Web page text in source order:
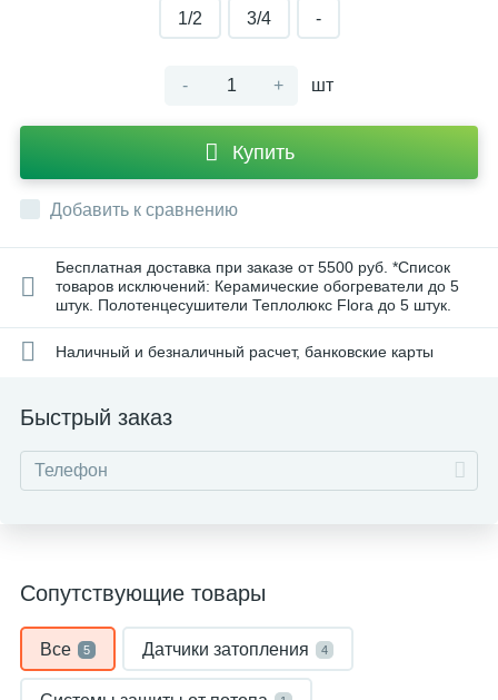
1/2 3/4 -
- + шт
Купить
Добавить к сравнению
Бесплатная доставка при заказе от 5500 руб. *Список
товаров исключений: Керамические обогреватели до 5
штук. Полотенцесушители Теплолюкс Flora до 5 штук.
Наличный и безналичный расчет, банковские карты
Быстрый заказ
Сопутствующие товары
Все 5 Датчики затопления 4